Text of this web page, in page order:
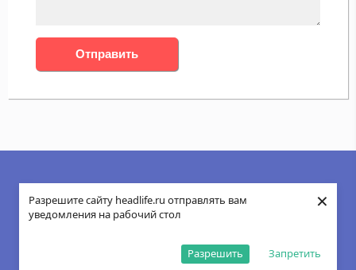
Разрешите сайту headlife.ru отправлять вам
уведомления на рабочий стол
Запретить
Разрешить
×
Карта сайта
Контакты